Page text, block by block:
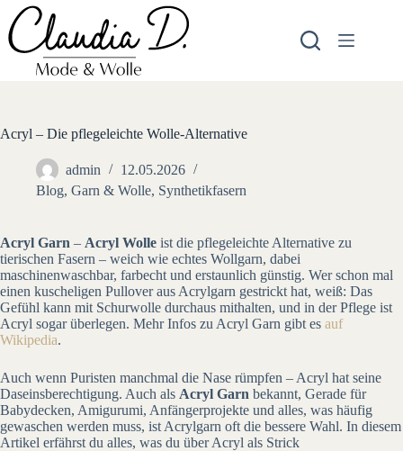
Zum
Inhalt
springen
Acryl – Die pflegeleichte Wolle-Alternative
admin
12.05.2026
Blog, Garn & Wolle, Synthetikfasern
Acryl Garn – Acryl Wolle ist die pflegeleichte Alternative zu
tierischen Fasern – weich wie echtes Wollgarn, dabei
maschinenwaschbar, farbecht und erstaunlich günstig. Wer schon mal
einen kuscheligen Pullover aus Acrylgarn gestrickt hat, weiß: Das
Gefühl kann mit Schurwolle durchaus mithalten, und in der Pflege ist
Acryl sogar überlegen. Mehr Infos zu Acryl Garn gibt es auf
Wikipedia.
Auch wenn Puristen manchmal die Nase rümpfen – Acryl hat seine
Daseinsberechtigung. Auch als Acryl Garn bekannt, Gerade für
Babydecken, Amigurumi, Anfängerprojekte und alles, was häufig
gewaschen werden muss, ist Acrylgarn oft die bessere Wahl. In diesem
Artikel erfährst du alles, was du über Acryl als Strick